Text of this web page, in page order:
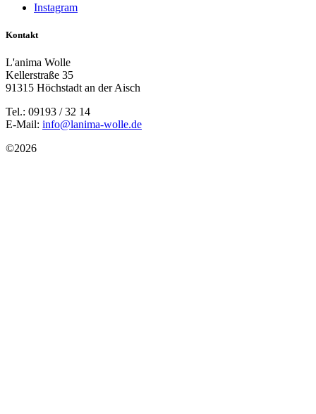
Instagram
Kontakt
L'anima Wolle
Kellerstraße 35
91315 Höchstadt an der Aisch
Tel.: 09193 / 32 14
E-Mail: info@lanima-wolle.de
©2026